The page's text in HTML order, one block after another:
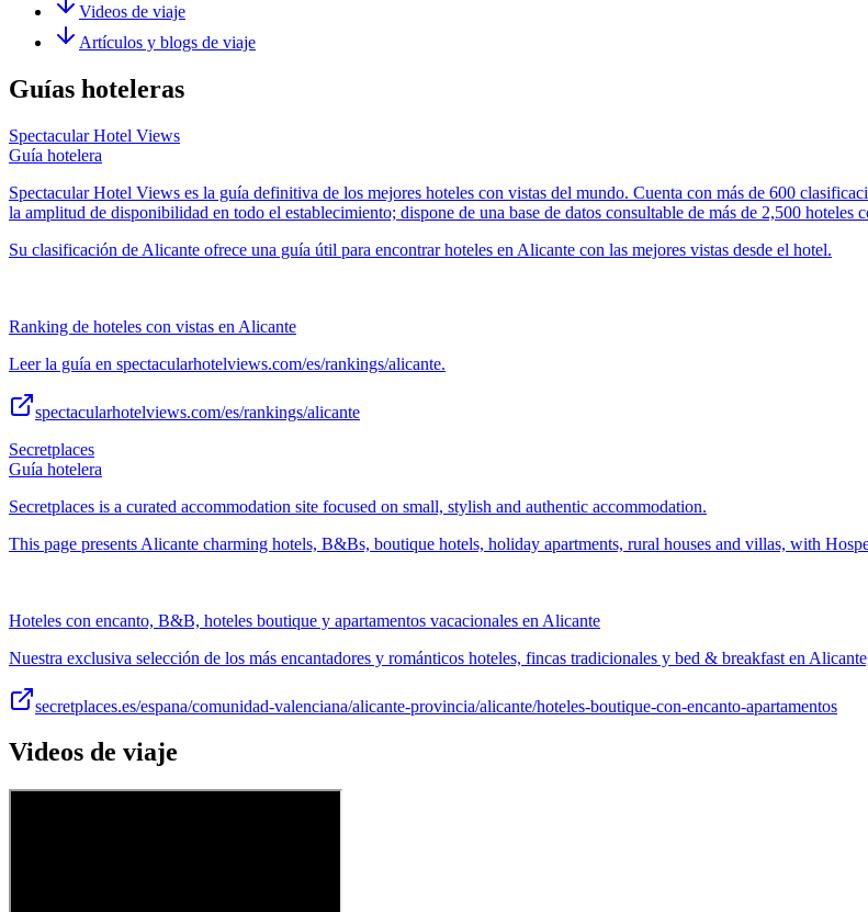
Videos de viaje
Artículos y blogs de viaje
Guías hoteleras
Spectacular Hotel Views
Guía hotelera
Spectacular Hotel Views es la guía definitiva de los mejores hoteles con vistas del mundo. Cuenta con más de 600
la amplitud de disponibilidad en todo el establecimiento; dispone de una base de datos consultable de más de 2,500
Su clasificación de Alicante ofrece una guía útil para encontrar hoteles en Alicante con las mejores vistas desde el hotel.
Ranking de hoteles con vistas en Alicante
Leer la guía en spectacularhotelviews.com/es/rankings/alicante.
spectacularhotelviews.com/es/rankings/alicante
Secretplaces
Guía hotelera
Secretplaces is a curated accommodation site focused on small, stylish and authentic accommodation.
This page presents Alicante charming hotels, B&Bs, boutique hotels, holiday apartments, rural houses and villas, with
Hoteles con encanto, B&B, hoteles boutique y apartamentos vacacionales en Alicante
Nuestra exclusiva selección de los más encantadores y románticos hoteles, fincas tradicionales y bed & breakfast en
secretplaces.es/espana/comunidad-valenciana/alicante-provincia/alicante/hoteles-boutique-con-encanto-apartamentos
Videos de viaje